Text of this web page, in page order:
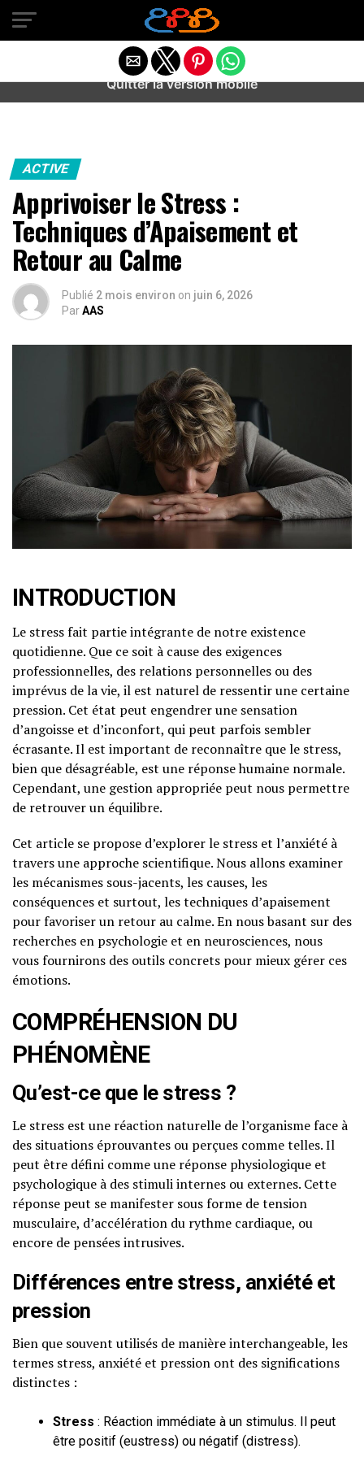
Warning
: preg_match(): Unknown modifier '/' in
/home/u589487443/domains/aideanxietestress.fr/
content/plugins/idev-post-views/includes/class-bots.php
ACTIVE
Apprivoiser le Stress :
Techniques d’Apaisement et
Retour au Calme
Publié 2 mois environ on juin 6, 2026
ParAAS
INTRODUCTION
Le stress fait partie intégrante de notre existence
quotidienne. Que ce soit à cause des exigences
professionnelles, des relations personnelles ou des
imprévus de la vie, il est naturel de ressentir une certaine
pression. Cet état peut engendrer une sensation
d’angoisse et d’inconfort, qui peut parfois sembler
écrasante. Il est important de reconnaître que le stress,
bien que désagréable, est une réponse humaine normale.
Cependant, une gestion appropriée peut nous permettre
de retrouver un équilibre.
Cet article se propose d’explorer le stress et l’anxiété à
travers une approche scientifique. Nous allons examiner
les mécanismes sous-jacents, les causes, les
conséquences et surtout, les techniques d’apaisement
pour favoriser un retour au calme. En nous basant sur des
recherches en psychologie et en neurosciences, nous
vous fournirons des outils concrets pour mieux gérer ces
émotions.
COMPRÉHENSION DU
PHÉNOMÈNE
Qu’est-ce que le stress ?
Le stress est une réaction naturelle de l’organisme face à
des situations éprouvantes ou perçues comme telles. Il
peut être défini comme une réponse physiologique et
psychologique à des stimuli internes ou externes. Cette
réponse peut se manifester sous forme de tension
musculaire, d’accélération du rythme cardiaque, ou
encore de pensées intrusives.
Différences entre stress, anxiété et
pression
Bien que souvent utilisés de manière interchangeable, les
termes stress, anxiété et pression ont des significations
distinctes :
Stress : Réaction immédiate à un stimulus. Il peut
être positif (eustress) ou négatif (distress).
Quitter la version mobile